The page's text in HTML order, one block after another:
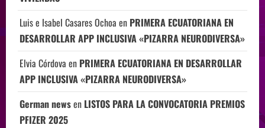
Luis e Isabel Casares Ochoa en PRIMERA ECUATORIANA EN
DESARROLLAR APP INCLUSIVA «PIZARRA NEURODIVERSA»
Elvia Córdova en PRIMERA ECUATORIANA EN DESARROLLAR
APP INCLUSIVA «PIZARRA NEURODIVERSA»
German newsen LISTOS PARA LA CONVOCATORIA PREMIOS
PFIZER 2025